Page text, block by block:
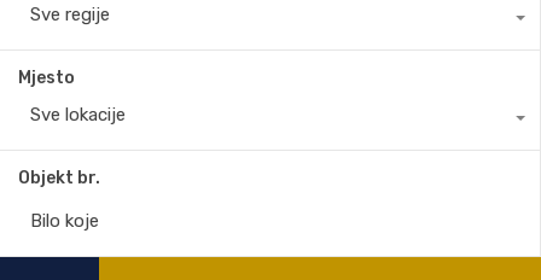
Sve regije
Mjesto
Sve lokacije
Objekt br.